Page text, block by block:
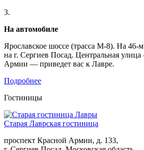
3.
На автомобиле
Ярославское шоссе (трасса М-8). На 46-
на г. Сергиев Посад. Центральная
Армии — приведет вас к Лавре.
Подробнее
Гостиницы
Старая Лаврская гостиница
проспект Красной Армии, д. 133,